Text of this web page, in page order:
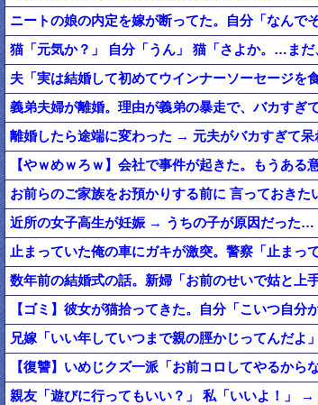
ニートの娘の内定を嫁が断ってた。自分「なんで
猫「元気か？」 自分「うん」 猫「さよか。…まだ
夫「実は結婚して初めてウインナーソーセージを
義弟夫婦が離婚。理由が義弟の暴走で、バカすぎ
離婚したら途端に変わった → 元夫がバカすぎて呆
【やｗめｗろｗ】会社で事件が起きた。もうある
近所の女子高生が妊娠 → うちの子が原因だった…
数年前の結婚式の話。新婦「お前のせいで姑と上
兄嫁「いい年していつまで親の脛かじってんだ
【復讐】いめじクズ一派「お前コロしてやるか
親友「遊びに行ってもいい？」 私「いいよ！」